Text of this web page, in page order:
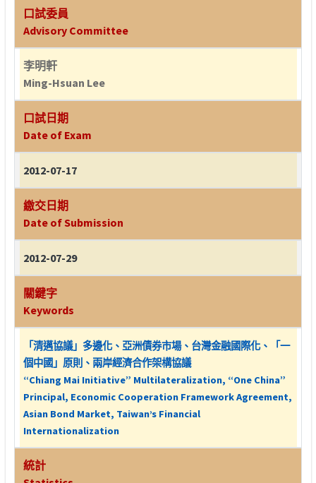
口試委員
Advisory Committee
李明軒
Ming-Hsuan Lee
口試日期
Date of Exam
2012-07-17
繳交日期
Date of Submission
2012-07-29
關鍵字
Keywords
「清邁協議」多邊化、亞洲債券市場、台灣金融國際化、「一
個中國」原則、兩岸經濟合作架構協議
“Chiang Mai Initiative” Multilateralization, “One China”
Principal, Economic Cooperation Framework Agreement,
Asian Bond Market, Taiwan’s Financial
Internationalization
統計